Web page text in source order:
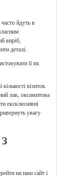
часто йдуть в
виріб,
деталі.
її як
візиток.
лак, оксамитова
ексклюзивні
увагу
на наш сайт і